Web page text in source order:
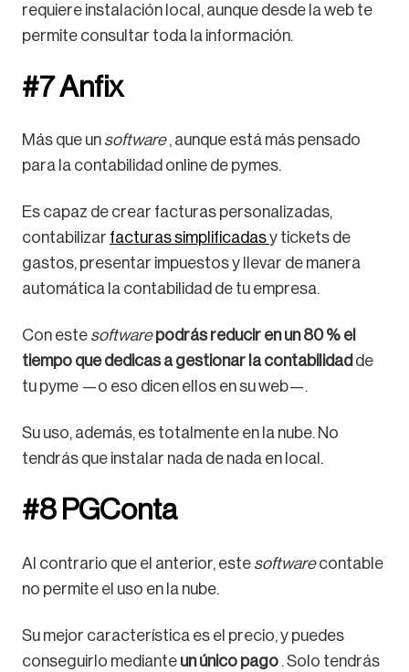
requiere instalación local, aunque desde la web te
permite consultar toda la información.
#7 Anfix
Más que un software, aunque está más pensado
para la contabilidad online de pymes.
Es capaz de crear facturas personalizadas,
contabilizar facturas simplificadasy tickets de
gastos, presentar impuestos y llevar de manera
automática la contabilidad de tu empresa.
Con este softwarepodrás reducir en un 80 % el
tiempo que dedicas a gestionar la contabilidad de
tu pyme —o eso dicen ellos en su web—.
Su uso, además, es totalmente en la nube. No
tendrás que instalar nada de nada en local.
#8 PGConta
Al contrario que el anterior, este softwarecontable
no permite el uso en la nube.
Su mejor característica es el precio, y puedes
conseguirlo mediante un único pago . Solo tendrás